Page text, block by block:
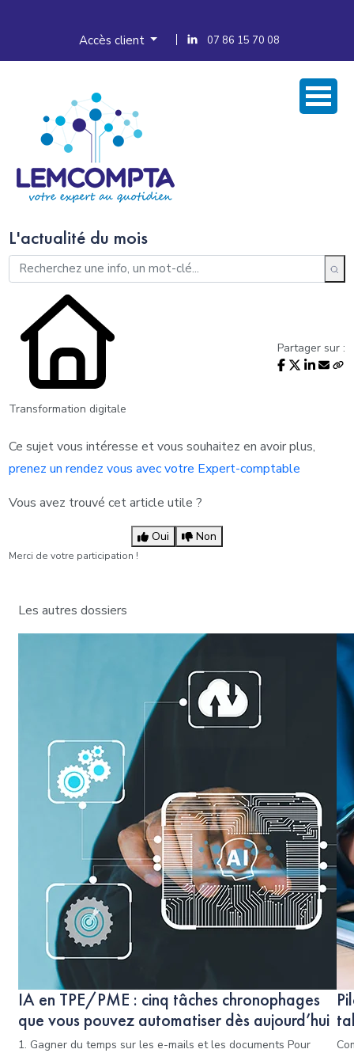
Accès client 07 86 15 70 08
L'actualité du mois
Transformation digitale
Partager sur :
Ce sujet vous intéresse et vous souhaitez en avoir plus,
prenez un rendez vous avec votre Expert-comptable
Vous avez trouvé cet article utile ?
Oui Non
Merci de votre participation !
Les autres dossiers
IA en TPE/PME : cinq tâches chronophages
que vous pouvez automatiser dès aujourd’hui
1. Gagner du temps sur les e-mails et les documents Pour